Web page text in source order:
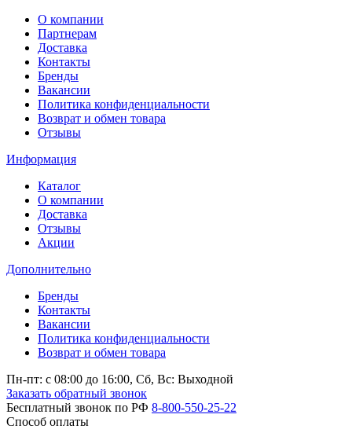
О компании
Партнерам
Доставка
Контакты
Бренды
Вакансии
Политика конфиденциальности
Возврат и обмен товара
Отзывы
Информация
Каталог
О компании
Доставка
Отзывы
Акции
Дополнительно
Бренды
Контакты
Вакансии
Политика конфиденциальности
Возврат и обмен товара
Пн-пт: c 08:00 до 16:00, Сб, Вс: Выходной
Заказать обратный звонок
Бесплатный звонок по РФ 8-800-550-25-22
Способ оплаты